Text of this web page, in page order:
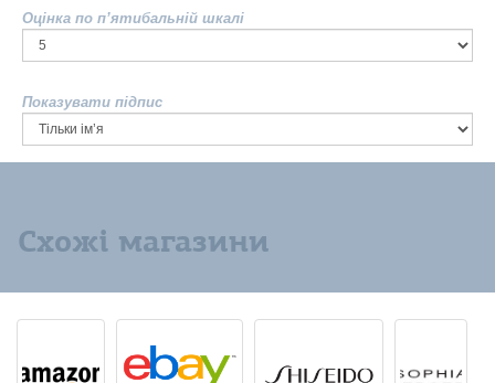
Оцінка по п’ятибальній шкалі
Показувати підпис
Схожі магазини